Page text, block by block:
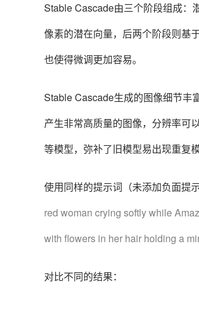
Stable Cascade由三个阶段组成：
像素的潜在向量，后两个阶段则基
也使得微调更加容易。
Stable Cascade生成的图像细节丰
产生非常高质量的图像，分辨率可
等模型，弥补了旧模型易出现重复
使用同样的提示词（未添加负面提示
red woman crying softly while
with flowers in her hair holding a
对比不同的结果：